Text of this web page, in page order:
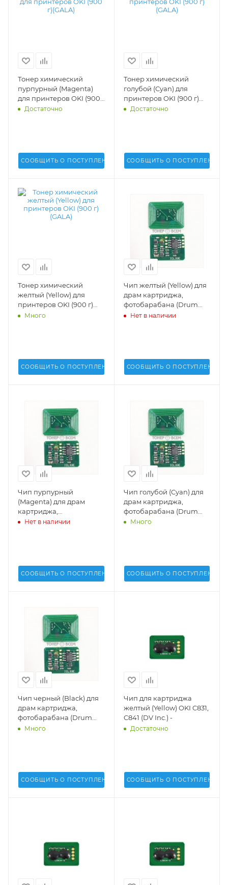
Тонер химический
пурпурный (Magenta)
для принтеров OKI (900
г)(GALA) - GALA-OKI-
Достаточно
СООБЩИТЬ О ПОСТУПЛЕНИИ
Тонер химический
голубой (Cyan) для
принтеров OKI (900 г)
(GALA) - GALA-OKI-9600-
Достаточно
СООБЩИТЬ О ПОСТУПЛЕНИИ
Тонер химический
желтый (Yellow) для
принтеров OKI (900 г)
(GALA) - GALA-OKI-9600-
Много
СООБЩИТЬ О ПОСТУПЛЕНИИ
Чип желтый (Yellow) для
драм картриджа,
фотобарабана (Drum
cartridge) OKI C822, C831,
Нет в наличии
СООБЩИТЬ О ПОСТУПЛЕНИИ
Чип пурпурный
(Magenta) для драм
картриджа,
фотобарабана (Drum
Нет в наличии
СООБЩИТЬ О ПОСТУПЛЕНИИ
Чип голубой (Cyan) для
драм картриджа,
фотобарабана (Drum
cartridge) OKI C822, C831,
Много
СООБЩИТЬ О ПОСТУПЛЕНИИ
Чип черный (Black) для
драм картриджа,
фотобарабана (Drum
cartridge) OKI C822, C831,
Много
СООБЩИТЬ О ПОСТУПЛЕНИИ
Чип для картриджа
желтый (Yellow) OKI C831,
C841 (DV Inc.) -
Достаточно
СООБЩИТЬ О ПОСТУПЛЕНИИ